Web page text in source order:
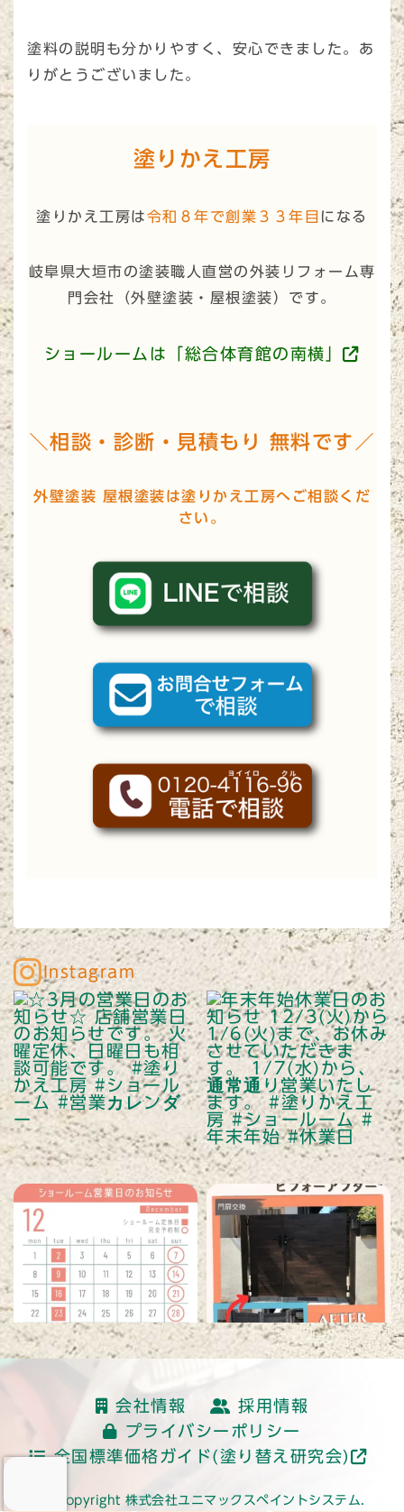
塗料の説明も分かりやすく、安心できました。あ
りがとうございました。
塗りかえ工房
塗りかえ工房は令和８年で創業３３年目 になる
岐阜県大垣市の塗装職人直営の外装リフォーム専
門会社（外壁塗装・屋根塗装）です。
ショールームは「総合体育館の南横」
＼相談・診断・見積もり 無料です／
外壁塗装 屋根塗装は塗りかえ工房へご相談くだ
さい。
Instagram
読み込む
会社情報
採用情報
プライバシーポリシー
全国標準価格ガイド(塗り替え研究会)
© Copyright 株式会社ユニマックスペイントシステム.